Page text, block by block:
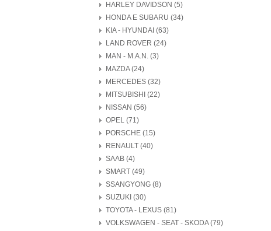
HARLEY DAVIDSON (5)
HONDA E SUBARU (34)
KIA - HYUNDAI (63)
LAND ROVER (24)
MAN - M.A.N. (3)
MAZDA (24)
MERCEDES (32)
MITSUBISHI (22)
NISSAN (56)
OPEL (71)
PORSCHE (15)
RENAULT (40)
SAAB (4)
SMART (49)
SSANGYONG (8)
SUZUKI (30)
TOYOTA - LEXUS (81)
VOLKSWAGEN - SEAT - SKODA (79)